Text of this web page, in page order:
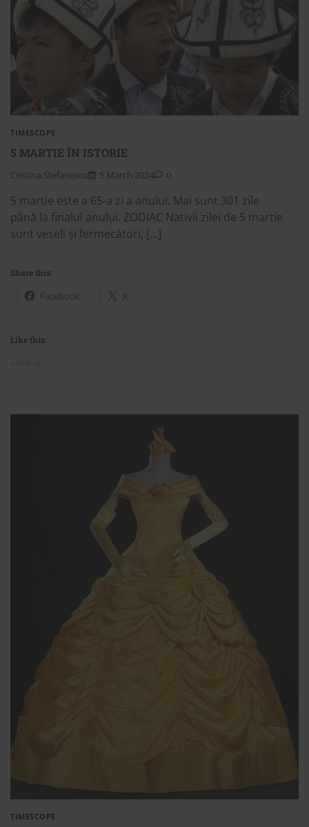
TIMESCOPE
5 MARTIE ÎN ISTORIE
Cristina Stefanescu 5 March 2024 0
5 martie este a 65-a zi a anului. Mai sunt 301 zile
până la finalul anului. ZODIAC Nativii zilei de 5 martie
sunt veseli și fermecători, […]
Share this:
Facebook X
Like this:
TIMESCOPE